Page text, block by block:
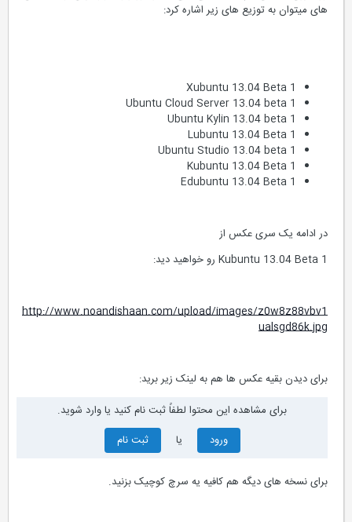
های میتوان به توزیع های زیر اشاره کرد:
Xubuntu 13.04 Beta 1
Ubuntu Cloud Server 13.04 beta 1
Ubuntu Kylin 13.04 beta 1
Lubuntu 13.04 Beta 1
Ubuntu Studio 13.04 beta 1
Kubuntu 13.04 Beta 1
Edubuntu 13.04 Beta 1
در ادامه یک سری عکس از
Kubuntu 13.04 Beta 1 رو خواهید دید:
http://www.noandishaan.com/upload/images/z0w8z88vbv1
ualsgd86k.jpg
برای دیدن بقیه عکس ها هم به لینک زیر برید:
برای مشاهده این محتوا لطفاً ثبت نام کنید یا وارد شوید.
ورود
ثبت نام
برای نسخه های دیگه هم کافیه یه سرچ کوچیک بزنید.